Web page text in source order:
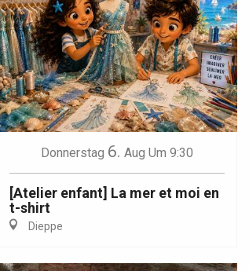
Donnerstag 6. Aug Um 9:30
[Atelier enfant] La mer et moi en
t-shirt
Dieppe